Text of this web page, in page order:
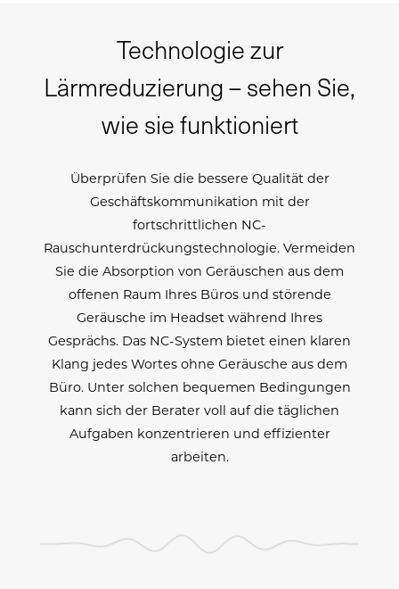
Technologie zur
Lärmreduzierung – sehen Sie,
wie sie funktioniert
Überprüfen Sie die bessere Qualität der
Geschäftskommunikation mit der
fortschrittlichen NC-
Rauschunterdrückungstechnologie. Vermeiden
Sie die Absorption von Geräuschen aus dem
offenen Raum Ihres Büros und störende
Geräusche im Headset während Ihres
Gesprächs. Das NC-System bietet einen klaren
Klang jedes Wortes ohne Geräusche aus dem
Büro. Unter solchen bequemen Bedingungen
kann sich der Berater voll auf die täglichen
Aufgaben konzentrieren und effizienter
arbeiten.